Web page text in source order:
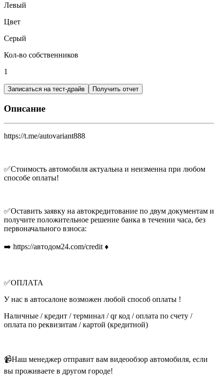
Левый
Цвет
Серый
Кол-во собственников
1
Записаться на тест-драйв Получить отчет
Описание
https://t.me/autovariant888
✅Стоимость автомобиля актуальна и неизменна при любом
способе оплаты!
✅Оставить заявку на автокредитование по двум документам и
получите положительное решение банка в течении часа, без
первоначального взноса:
➡️ https://автодом24.com/credit ♦️
✅ОПЛАТА
У нас в автосалоне возможен любой способ оплаты !
Наличные / кредит / терминал / qr код / оплата по счету /
оплата по реквизитам / картой (кредитной)
📹Наш менеджер отправит вам видеообзор автомобиля, если
вы проживаете в другом городе!